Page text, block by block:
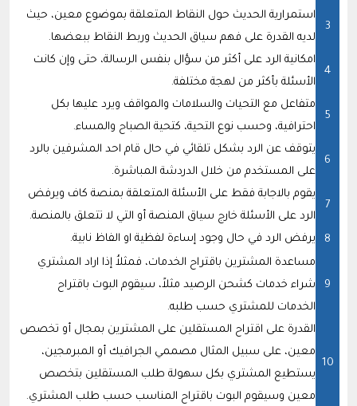
استمرارية الحديث حول النقاط المتعلقة بموضوع معين، حيث
لديه القدرة على فهم سياق الحديث وربط النقاط ببعضها.
امكانية الرد على أكثر من سؤال بنفس الرسالة، حتى وإن كانت
الأسئلة بأكثر من لهجة مختلفة.
متفاعل مع التحيات والسلامات والمواقف ويرد عليها بكل
احترافية، وحسب نوع التحية، كتحية الصباح والمساء.
يتوقف عن الرد بشكل تلقائي في حال قام احد المشرفين بالرد
على المستخدم من خلال الدردشة المباشرة.
يقوم بالاجابة فقط على الأسئلة المتعلقة بمنصة كاف ويرفض
الرد على الأسئلة خارج سياق المنصة أو التي لا تتعلق بالمنصة.
يرفض الرد في حال وجود إساءة لفظية او الفاظ نابية.
مساعدة المشترين باقتراح الخدمات، فمثلاُ إذا اراد المشتري
شراء خدمات كشحن الرصيد مثلاً، سيقوم البوت باقتراح
الخدمات للمشتري حسب طلبه.
القدرة على اقتراح المستقلين على المشترين بمجال أو تخصص
معين، على سبيل المثال مصممي الجرافيك أو المبرمجين،
يستطيع المشتري بكل سهولة طلب المستقلين بتخصص
معين وسيقوم البوت باقتراح المناسب حسب طلب المشتري.